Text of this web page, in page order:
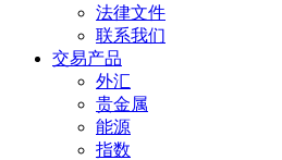
法律文件
联系我们
交易产品
外汇
贵金属
能源
指数